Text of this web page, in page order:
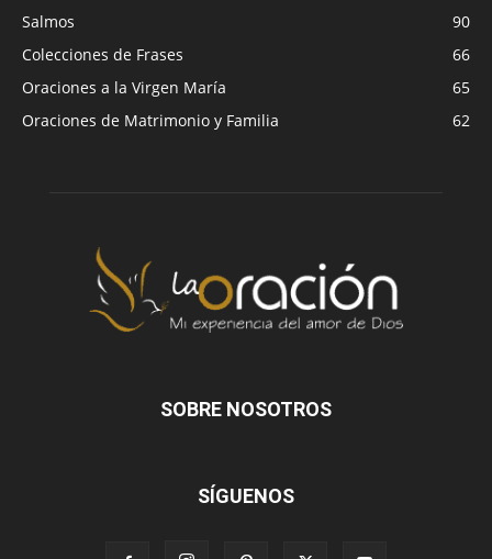
Salmos
90
Colecciones de Frases
66
Oraciones a la Virgen María
65
Oraciones de Matrimonio y Familia
62
SOBRE NOSOTROS
SÍGUENOS